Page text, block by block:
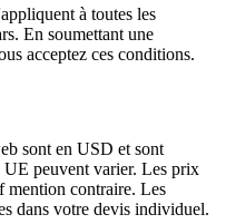
à toutes les
En soumettant une
acceptez ces conditions.
sont en USD et sont
peuvent varier. Les prix
mention contraire. Les
dans votre devis individuel.